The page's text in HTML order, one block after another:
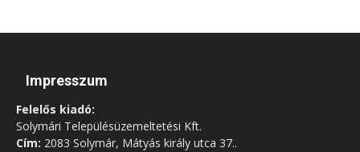
Impresszum
Felelős kiadó:
Solymári Településüzemeltetési Kft.
Cím: 2083 Solymár, Mátyás király utca 37..